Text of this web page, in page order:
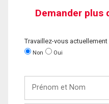
Demander plus
Travaillez-vous
Non Oui
Nom